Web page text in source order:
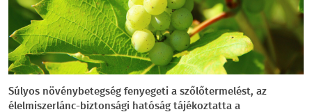
Súlyos növénybetegség fenyegeti a szőlőtermelést, az
élelmiszerlánc-biztonsági hatóság tájékoztatta a